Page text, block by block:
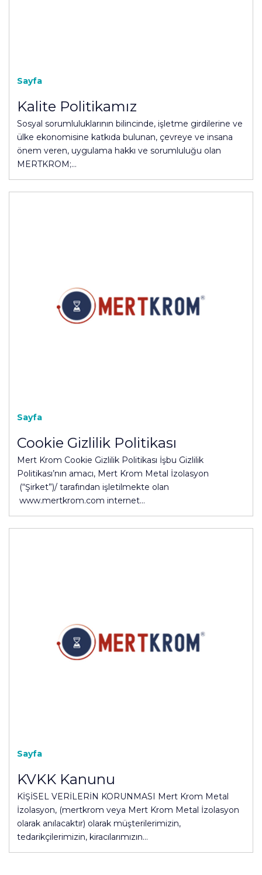
Sayfa
Kalite Politikamız
Sosyal sorumluluklarının bilincinde, işletme girdilerine ve
ülke ekonomisine katkıda bulunan, çevreye ve insana
önem veren, uygulama hakkı ve sorumluluğu olan
MERTKROM;…
Sayfa
Cookie Gizlilik Politikası
Mert Krom Cookie Gizlilik Politikası İşbu Gizlilik
Politikası’nın amacı, Mert Krom Metal İzolasyon
(“Şirket”)/ tarafından işletilmekte olan
www.mertkrom.com internet…
Sayfa
KVKK Kanunu
KİŞİSEL VERİLERİN KORUNMASI Mert Krom Metal
İzolasyon, (mertkrom veya Mert Krom Metal İzolasyon
olarak anılacaktır) olarak müşterilerimizin,
tedarikçilerimizin, kiracılarımızın…